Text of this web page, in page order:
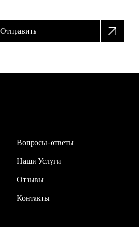
Отправить
Вопросы-ответы
Наши Услуги
Отзывы
Контакты